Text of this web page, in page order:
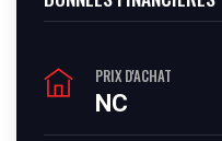
PRIX D'ACHAT
NC